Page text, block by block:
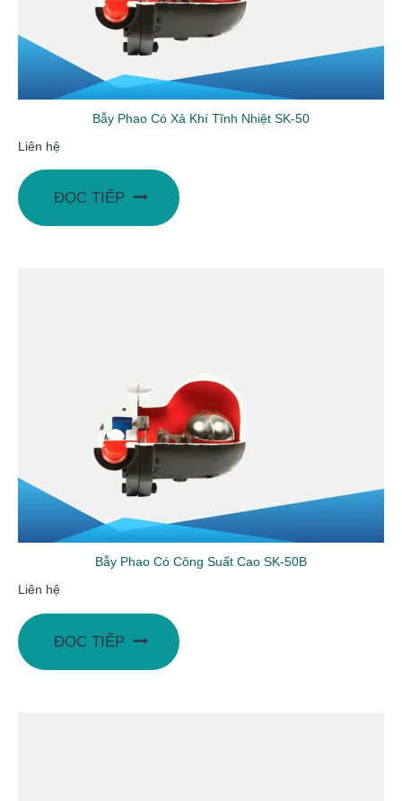
Bẫy Phao Có Xả Khí Tĩnh Nhiệt SK-50
Liên hệ
ĐỌC TIẾP
Bẫy Phao Có Công Suất Cao SK-50B
Liên hệ
ĐỌC TIẾP